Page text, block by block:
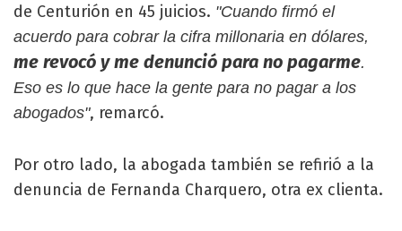
de Centurión en 45 juicios. "Cuando firmó el
acuerdo para cobrar la cifra millonaria en dólares,
me revocó y me denunció para no pagarme.
Eso es lo que hace la gente para no pagar a los
abogados", remarcó.
Por otro lado, la abogada también se refirió a la
denuncia de Fernanda Charquero, otra ex clienta.